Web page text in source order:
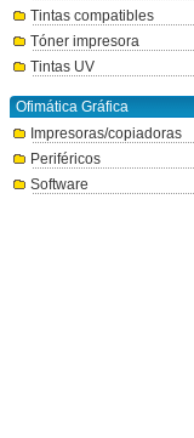
Tintas compatibles
Tóner impresora
Tintas UV
Ofimática Gráfica
Impresoras/copiadoras
Periféricos
Software